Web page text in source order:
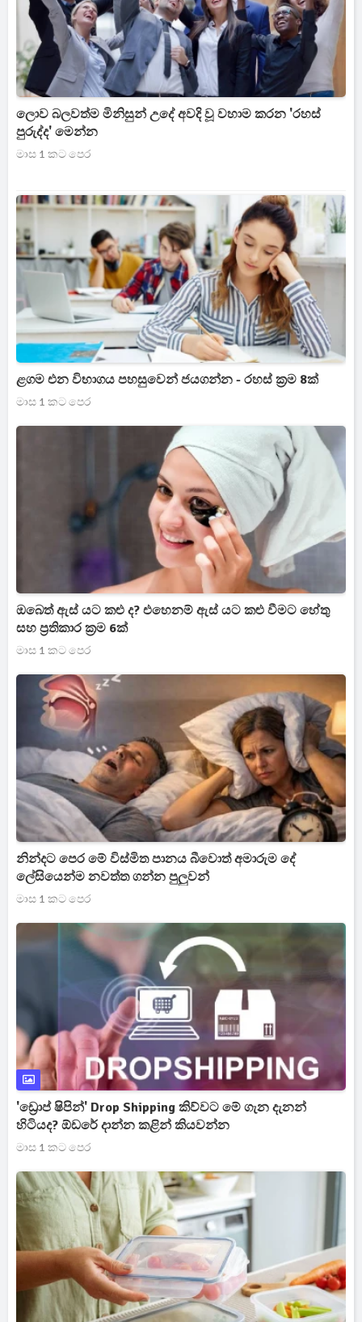
ලොව බලවත්ම මිනිසුන් උදේ අවදි වූ වහාම කරන 'රහස්
පුරුද්ද' මෙන්න
මාස 1 කට පෙර
ළගම එන විභාගය පහසුවෙන් ජයගන්න - රහස් ක්‍රම 8ක්
මාස 1 කට පෙර
ඔබෙත් ඇස් යට කළු ද? එහෙනම් ඇස් යට කළු වීමට හේතු
සහ ප්‍රතිකාර ක්‍රම 6ක්
මාස 1 කට පෙර
නින්දට පෙර මේ විස්මිත පානය බීවොත් අමාරුම දේ
ලේසියෙන්ම නවත්ත ගන්න පුලුවන්
මාස 1 කට පෙර
'ඩ්‍රොප් ෂිපින්' Drop Shipping කිව්වට මේ ගැන දැනන්
හිටියද? ඕඩරේ දාන්න කළින් කියවන්න
මාස 1 කට පෙර